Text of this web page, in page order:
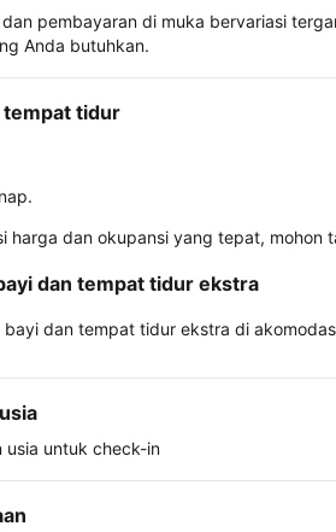
pembayaran di muka bervariasi
Anda butuhkan.
tempat tidur
harga dan okupansi yang tepat,
dan tempat tidur ekstra
dan tempat tidur ekstra di
untuk check-in